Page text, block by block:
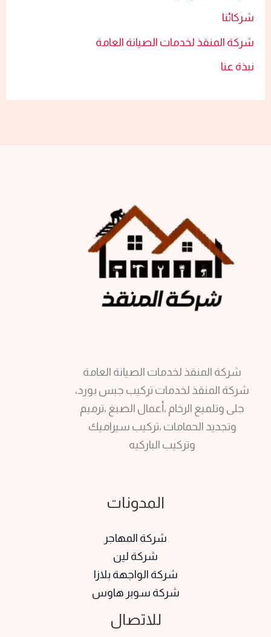
شركائنا
شركة المنقذ لخدمات الصيانة العامة
نبذة عنا
شركة المنقذ لخدمات الصيانة العامة
شركة المنقذ لخدمات تركيب جبس بورد،
جلى وتلميع الرخام ،أعمال الصبغ ،ترميم
وتجديد الحمامات ،تركيب سيراميك
وتركيب الباركيه
المدونات
شركة المهاجر
شركة لين
شركة الواجهة بلازا
شركة سوبر هاوس
للاتصال